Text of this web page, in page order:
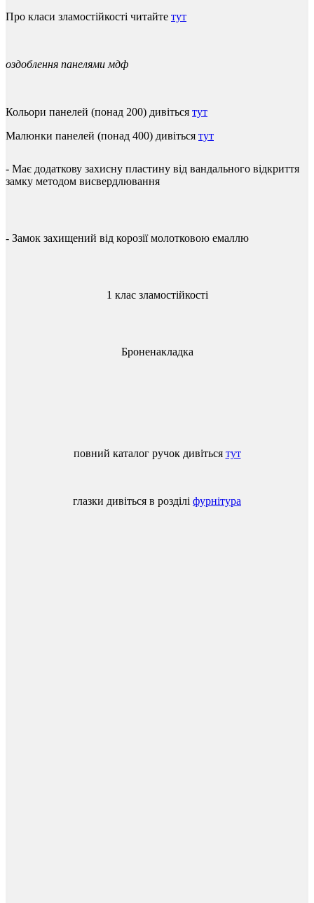
Про класи зламостійкості читайте тут
оздоблення панелями мдф
Кольори панелей (понад 200) дивіться тут
Малюнки панелей (понад 400) дивіться тут
- Має додаткову захисну пластину від вандального відкриття
замку методом висвердлювання
- Замок захищений від корозії молотковою емаллю
1 клас зламостійкості
Броненакладка
повний каталог ручок дивіться тут
глазки дивіться в розділі фурнітура